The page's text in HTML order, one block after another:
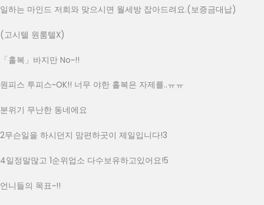
일하는 마인드 저희와 맞으시면 월세방 잡아드려요.(보증금대납)
(고시텔 원룸텔X)
「홀복」바지만 No~!!
원피스 투피스~OK!! 너무 야한 홀복은 자제를..ㅠㅠ
분위기 무난한 동네에요
2무슨일을 하시던지 맘편하곳이 제일입니다!3
4일정말많고 1순위업소 다수보유하고있어요!5
언니들의 목표~!!